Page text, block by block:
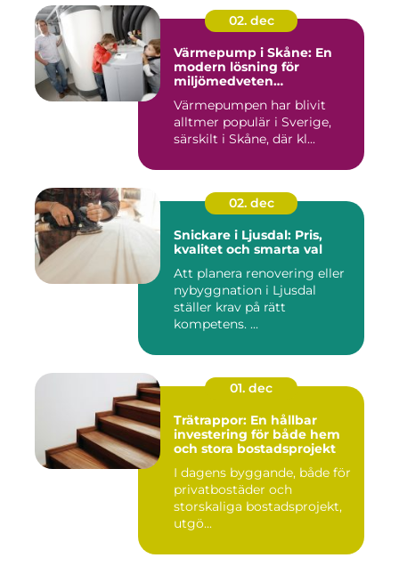
02. dec
Värmepump i Skåne: En
modern lösning för
miljömedveten
Värmepumpen har blivit
alltmer populär i Sverige,
särskilt i Skåne, där kl...
02. dec
Snickare i Ljusdal: Pris,
kvalitet och smarta val
Att planera renovering eller
nybyggnation i Ljusdal
ställer krav på rätt
kompetens. ...
01. dec
Trätrappor: En hållbar
investering för både hem
och stora bostadsprojekt
I dagens byggande, både för
privatbostäder och
storskaliga bostadsprojekt,
utgö...